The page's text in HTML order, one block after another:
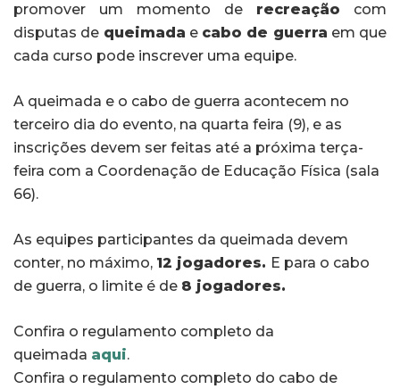
promover um momento de recreação com
disputas de queimada e cabo de guerra em que
cada curso pode inscrever uma equipe.
A queimada e o cabo de guerra acontecem no
terceiro dia do evento, na quarta feira (9), e as
inscrições devem ser feitas até a próxima terça-
feira com a Coordenação de Educação Física (sala
66).
As equipes participantes da queimada devem
conter, no máximo, 12 jogadores. E para o cabo
de guerra, o limite é de 8 jogadores.
Confira o regulamento completo da
queimada aqui.
Confira o regulamento completo do cabo de